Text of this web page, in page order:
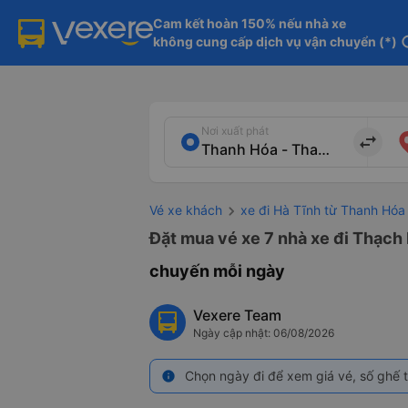
Cam kết hoàn 150% nếu nhà xe
không cung cấp dịch vụ vận chuyển (*)
Nơi xuất phát
import_export
Vé xe khách xe đi Hà Tĩnh từ Thanh Hóa
Đặt mua vé xe 7 nhà xe đi
chuyến mỗi ngày
Vexere Team
Ngày cập nhật: 06/08/2026
info Chọn ngày đi để xem giá vé, số